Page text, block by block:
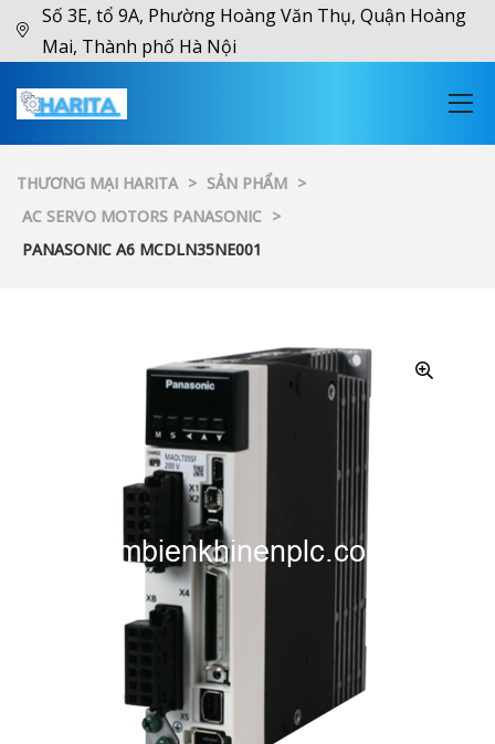
Số 3E, tổ 9A, Phường Hoàng Văn Thụ, Quận Hoàng
Mai, Thành phố Hà Nội
THƯƠNG MẠI HARITA > SẢN PHẨM >
AC SERVO MOTORS PANASONIC >
PANASONIC A6 MCDLN35NE001